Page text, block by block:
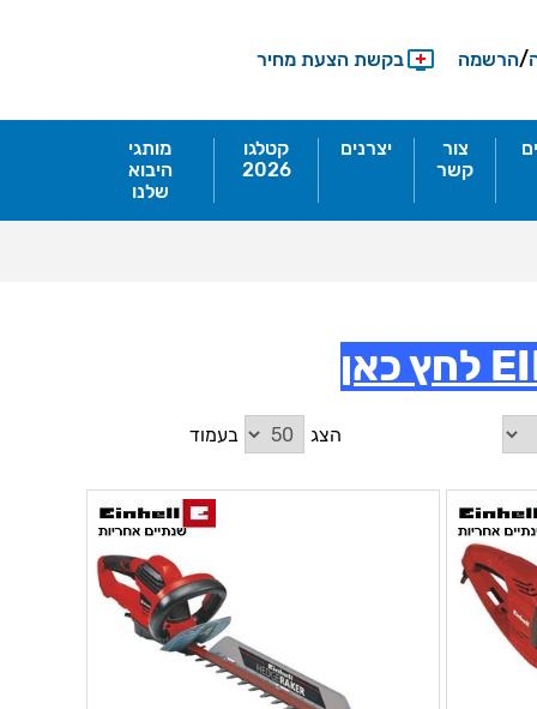
/הרשמה בקשת הצעת מחיר
צור
קשר
יצרנים
קטלגו
2026
מותגי
היבוא
שלנו
הצג בעמוד